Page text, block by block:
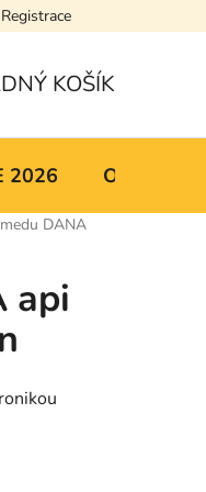
Registrace
KOŠÍK
2026 Obchodní
DANA
api